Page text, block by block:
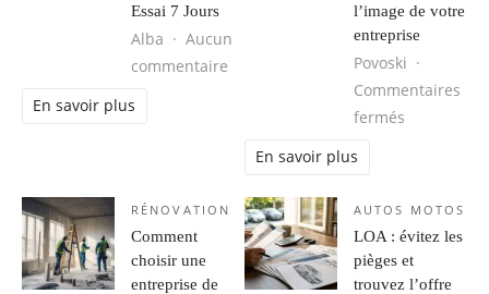
Essai 7 Jours
Alba
Aucun
commentaire sur Création de Site Internet VTC
En savoir plus
l’image de votre
entreprise
Povoski
Commentaires
fermés
En savoir plus
RÉNOVATION
Comment
choisir une
entreprise de
AUTOS MOTOS
LOA : évitez les
pièges et
trouvez l’offre